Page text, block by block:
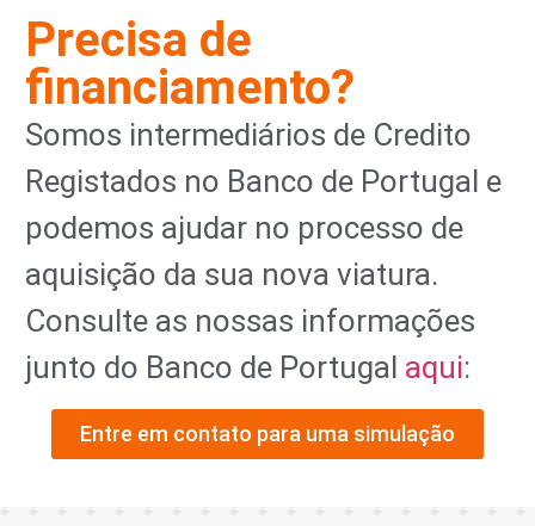
Precisa de
financiamento?
Somos intermediários de Credito
Registados no Banco de Portugal e
podemos ajudar no processo de
aquisição da sua nova viatura.
Consulte as nossas informações
junto do Banco de Portugal aqui:
Entre em contato para uma simulação